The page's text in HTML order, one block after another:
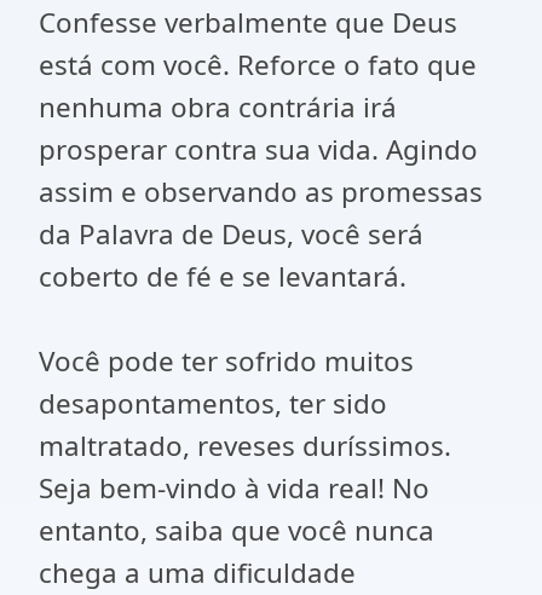
Confesse verbalmente que Deus
está com você. Reforce o fato que
nenhuma obra contrária irá
prosperar contra sua vida. Agindo
assim e observando as promessas
da Palavra de Deus, você será
coberto de fé e se levantará.
Você pode ter sofrido muitos
desapontamentos, ter sido
maltratado, reveses duríssimos.
Seja bem-vindo à vida real! No
entanto, saiba que você nunca
chega a uma dificuldade